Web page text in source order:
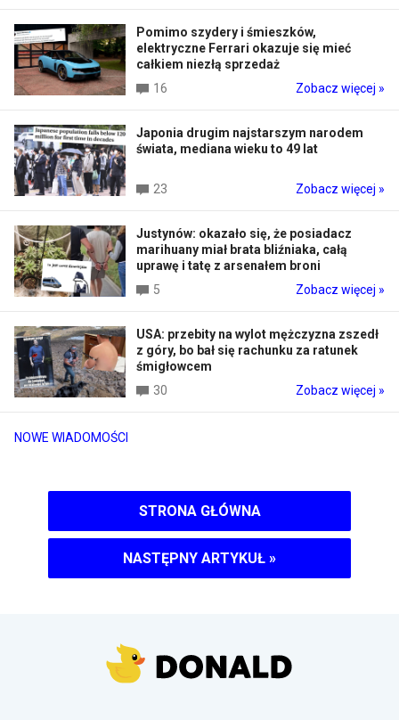
NOWE WIADOMOŚCI
Pomimo szydery i śmieszków,
elektryczne Ferrari okazuje się mieć
całkiem niezłą sprzedaż
16
Zobacz więcej »
Japonia drugim najstarszym narodem
świata, mediana wieku to 49 lat
23 Zobacz więcej »
Justynów: okazało się, że posiadacz
marihuany miał brata bliźniaka, całą
uprawę i tatę z arsenałem broni
5
Zobacz więcej »
USA: przebity na wylot mężczyzna zszedł
z góry, bo bał się rachunku za ratunek
śmigłowcem
30
Zobacz więcej »
STRONA GŁÓWNA
NASTĘPNY ARTYKUŁ »